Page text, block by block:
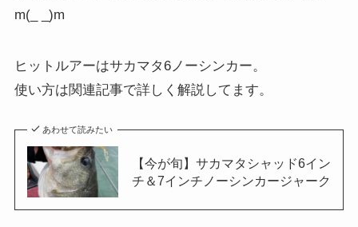
m(_ _)m
ヒットルアーはサカマタ6ノーシンカー。
使い方は関連記事で詳しく解説してます。
あわせて読みたい
【今が旬】サカマタシャッド6イン
チ＆7インチノーシンカージャーク